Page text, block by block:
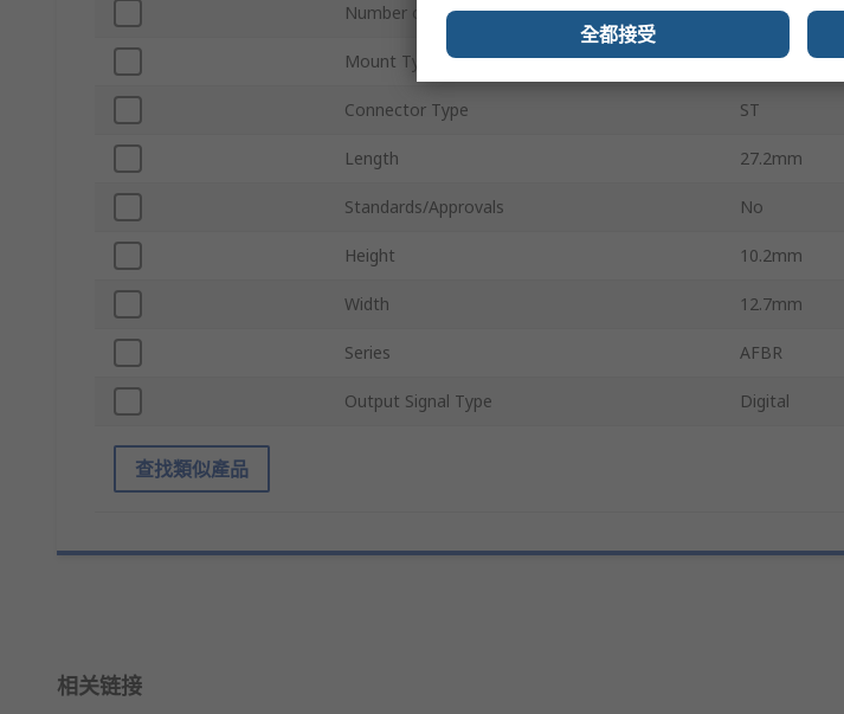
Number of Pins 8
Mount Type Through Hole
Connector Type ST
Length 27.2mm
Standards/Approvals No
Height 10.2mm
Width 12.7mm
Series AFBR
Output Signal Type Digital
查找類似產品
相关链接
全都接受